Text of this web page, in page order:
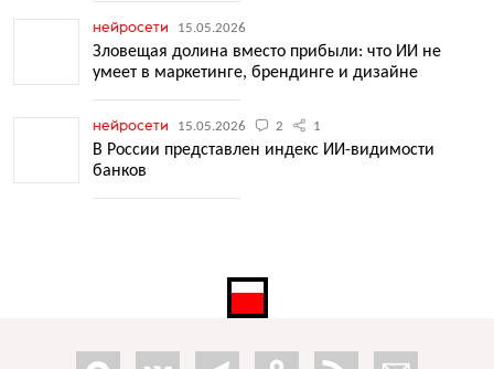
нейросети 15.05.2026
Зловещая долина вместо прибыли: что ИИ не
умеет в маркетинге, брендинге и дизайне
нейросети 15.05.2026 2 1
В России представлен индекс ИИ-видимости
банков